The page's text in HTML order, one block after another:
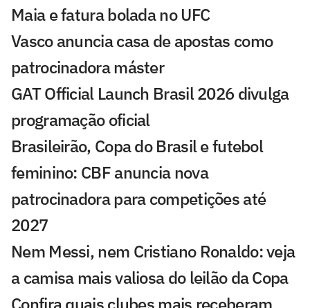
Maia e fatura bolada no UFC
Vasco anuncia casa de apostas como
patrocinadora máster
GAT Official Launch Brasil 2026 divulga
programação oficial
Brasileirão, Copa do Brasil e futebol
feminino: CBF anuncia nova
patrocinadora para competições até
2027
Nem Messi, nem Cristiano Ronaldo: veja
a camisa mais valiosa do leilão da Copa